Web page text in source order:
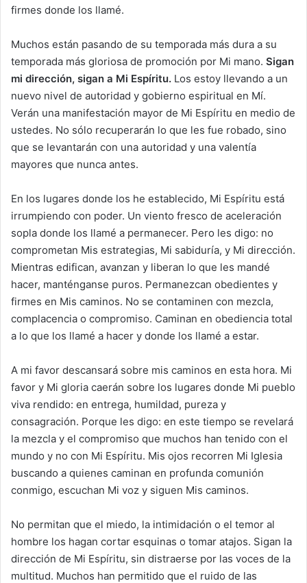
firmes donde los llamé.
Muchos están pasando de su temporada más dura a su
temporada más gloriosa de promoción por Mi mano. Sigan
mi dirección, sigan a Mi Espíritu. Los estoy llevando a un
nuevo nivel de autoridad y gobierno espiritual en Mí.
Verán una manifestación mayor de Mi Espíritu en medio de
ustedes. No sólo recuperarán lo que les fue robado, sino
que se levantarán con una autoridad y una valentía
mayores que nunca antes.
En los lugares donde los he establecido, Mi Espíritu está
irrumpiendo con poder. Un viento fresco de aceleración
sopla donde los llamé a permanecer. Pero les digo: no
comprometan Mis estrategias, Mi sabiduría, y Mi dirección.
Mientras edifican, avanzan y liberan lo que les mandé
hacer, manténganse puros. Permanezcan obedientes y
firmes en Mis caminos. No se contaminen con mezcla,
complacencia o compromiso. Caminan en obediencia total
a lo que los llamé a hacer y donde los llamé a estar.
A mi favor descansará sobre mis caminos en esta hora. Mi
favor y Mi gloria caerán sobre los lugares donde Mi pueblo
viva rendido: en entrega, humildad, pureza y
consagración. Porque les digo: en este tiempo se revelará
la mezcla y el compromiso que muchos han tenido con el
mundo y no con Mi Espíritu. Mis ojos recorren Mi Iglesia
buscando a quienes caminan en profunda comunión
conmigo, escuchan Mi voz y siguen Mis caminos.
No permitan que el miedo, la intimidación o el temor al
hombre los hagan cortar esquinas o tomar atajos. Sigan la
dirección de Mi Espíritu, sin distraerse por las voces de la
multitud. Muchos han permitido que el ruido de las